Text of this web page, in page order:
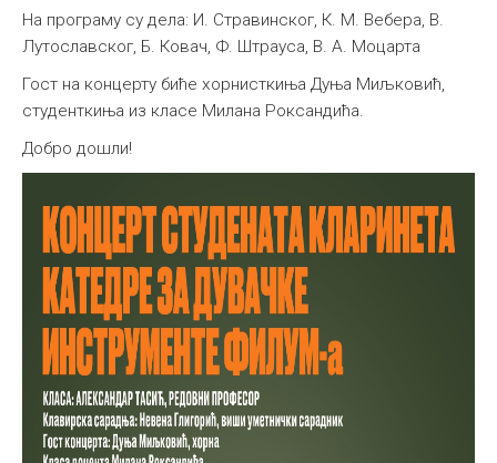
На програму су дела: И. Стравинског, К. М. Вебера, В.
Лутославског, Б. Ковач, Ф. Штрауса, В. А. Моцарта
Гост на концерту биће хорнисткиња Дуња Миљковић,
студенткиња из класе Милана Роксандића.
Добро дошли!